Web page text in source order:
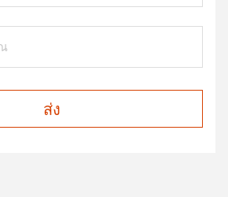
ส่ง